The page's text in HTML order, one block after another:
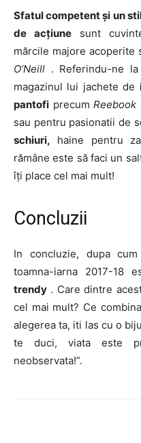
Sfatul competent și un
de acțiunesunt
mărcile majore acoperite
O’Neill . Referindu-ne
magazinul lui jachete de
pantofi precum Reebook
sau pentru pasionatii de
schiuri, haine pentru
rămâne este să faci un
îți place cel mai mult!
Concluzii
In concluzie, dupa
toamna-iarna 2017-18
trendy . Care dintre
cel mai mult? Ce
alegerea ta, iti las cu o
te duci, viata este
neobservata!”.